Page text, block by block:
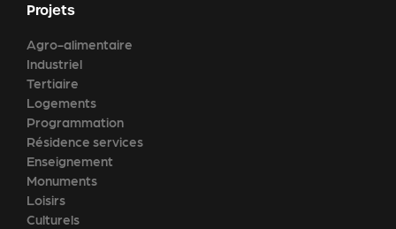
Projets
Agro-alimentaire
Industriel
Tertiaire
Logements
Programmation
Résidence services
Enseignement
Monuments
Loisirs
Culturels